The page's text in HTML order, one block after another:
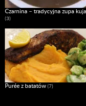
Czarnina – tradycyjna zupa
(3)
Purée z batatów (7)